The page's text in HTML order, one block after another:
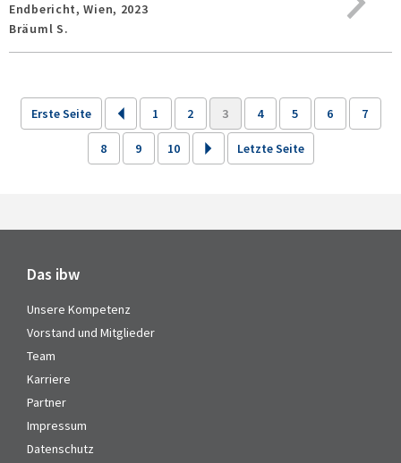
Endbericht,Wien, 2023
Bräuml S.
Erste Seite 1 2 3 4 5 6 7
8 9 10 Letzte Seite
Das ibw
Unsere Kompetenz
Vorstand und Mitglieder
Team
Karriere
Partner
Impressum
Datenschutz